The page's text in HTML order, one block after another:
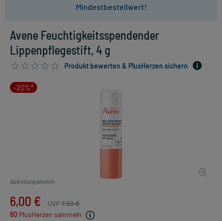
Mindestbestellwert!
Avene Feuchtigkeitsspendender
Lippenpflegestift, 4 g
Produkt bewerten & PlusHerzen sichern
-20%*
Abbildung ähnlich
6,00 € UVP7,50 €
60 PlusHerzen sammeln